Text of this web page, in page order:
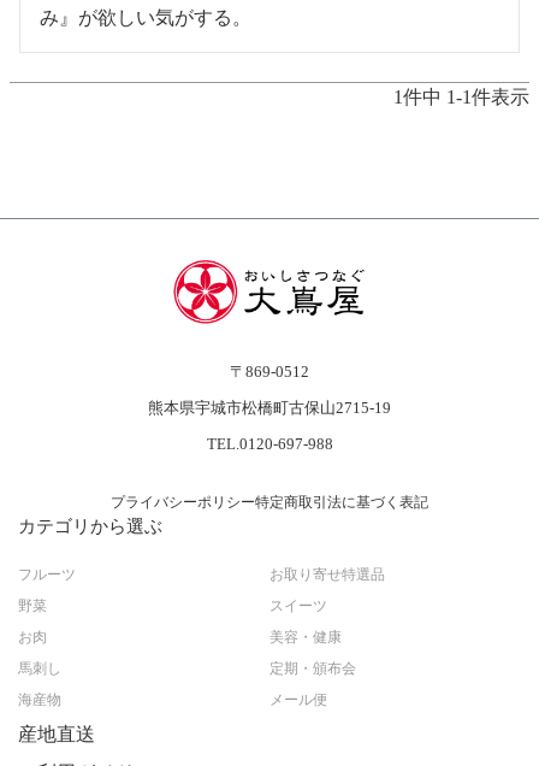
1件中 1-1件表示
〒869-0512
熊本県宇城市松橋町古保山2715-19
TEL.0120-697-988
プライバシーポリシー特定商取引法に基づく表記
カテゴリから選ぶ
フルーツ
野菜
お肉
馬刺し
海産物
お取り寄せ特選品
スイーツ
美容・健康
定期・頒布会
メール便
産地直送